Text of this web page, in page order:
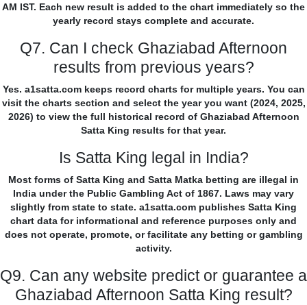
AM IST. Each new result is added to the chart immediately so the
yearly record stays complete and accurate.
Q7. Can I check Ghaziabad Afternoon
results from previous years?
Yes. a1satta.com keeps record charts for multiple years. You can
visit the charts section and select the year you want (2024, 2025,
2026) to view the full historical record of Ghaziabad Afternoon
Satta King results for that year.
Is Satta King legal in India?
Most forms of Satta King and Satta Matka betting are illegal in
India under the Public Gambling Act of 1867. Laws may vary
slightly from state to state. a1satta.com publishes Satta King
chart data for informational and reference purposes only and
does not operate, promote, or facilitate any betting or gambling
activity.
Q9. Can any website predict or guarantee a
Ghaziabad Afternoon Satta King result?